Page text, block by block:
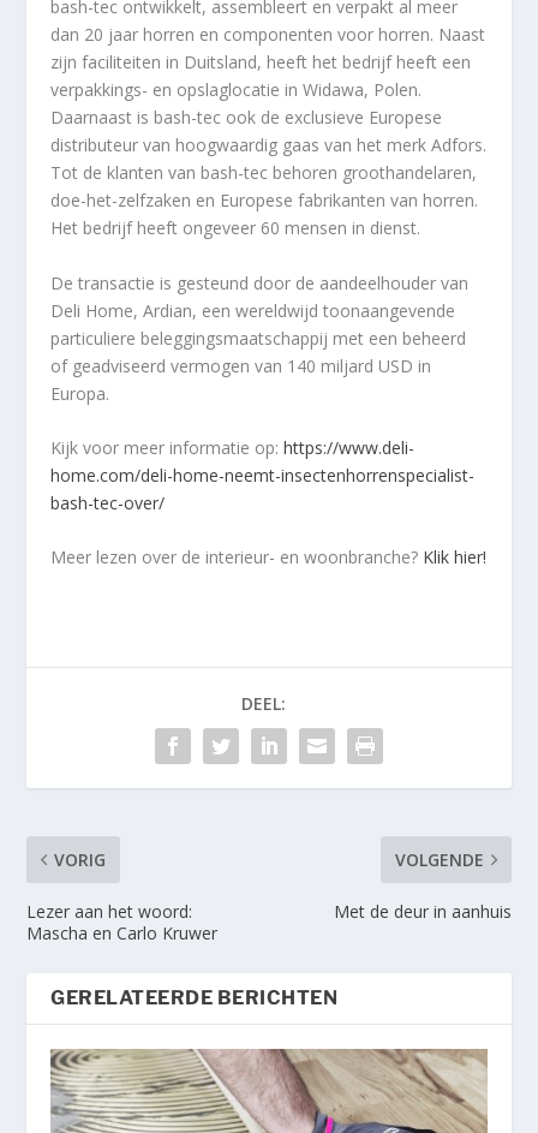
bash-tec ontwikkelt, assembleert en verpakt al meer
dan 20 jaar horren en componenten voor horren. Naast
zijn faciliteiten in Duitsland, heeft het bedrijf heeft een
verpakkings- en opslaglocatie in Widawa, Polen.
Daarnaast is bash-tec ook de exclusieve Europese
distributeur van hoogwaardig gaas van het merk Adfors.
Tot de klanten van bash-tec behoren groothandelaren,
doe-het-zelfzaken en Europese fabrikanten van horren.
Het bedrijf heeft ongeveer 60 mensen in dienst.
De transactie is gesteund door de aandeelhouder van
Deli Home, Ardian, een wereldwijd toonaangevende
particuliere beleggingsmaatschappij met een beheerd
of geadviseerd vermogen van 140 miljard USD in
Europa.
Kijk voor meer informatie op:https://www.deli-
home.com/deli-home-neemt-insectenhorrenspecialist-
bash-tec-over/
Meer lezen over de interieur- en woonbranche? Klik hier!
DEEL:
VORIG
Lezer aan het woord:
Mascha en Carlo Kruwer
VOLGENDE
Met de deur in aanhuis
GERELATEERDE BERICHTEN